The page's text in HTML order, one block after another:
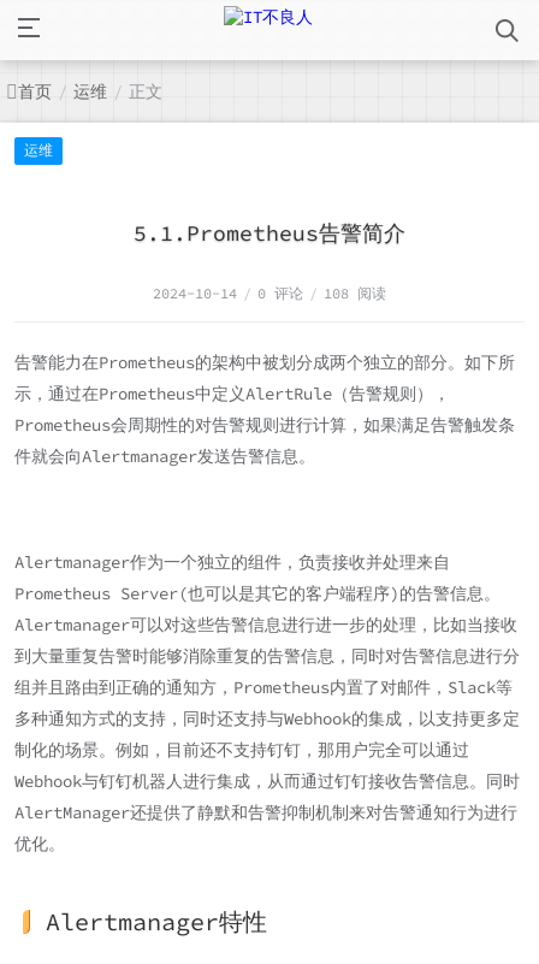
首页 / 运维 / 正文
运维
5.1.Prometheus告警简介
2024-10-14 / 0 评论 / 108 阅读
告警能力在Prometheus的架构中被划分成两个独立的部分。如下所
示，通过在Prometheus中定义AlertRule（告警规则），
Prometheus会周期性的对告警规则进行计算，如果满足告警触发条
件就会向Alertmanager发送告警信息。
Alertmanager作为一个独立的组件，负责接收并处理来自
Prometheus Server(也可以是其它的客户端程序)的告警信息。
Alertmanager可以对这些告警信息进行进一步的处理，比如当接收
到大量重复告警时能够消除重复的告警信息，同时对告警信息进行分
组并且路由到正确的通知方，Prometheus内置了对邮件，Slack等
多种通知方式的支持，同时还支持与Webhook的集成，以支持更多定
制化的场景。例如，目前还不支持钉钉，那用户完全可以通过
Webhook与钉钉机器人进行集成，从而通过钉钉接收告警信息。同时
AlertManager还提供了静默和告警抑制机制来对告警通知行为进行
优化。
Alertmanager特性